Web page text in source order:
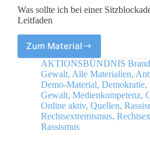
können
Was sollte ich bei einer
Leitfaden
Zum Material
Was
sollte
ich
bei
einer
Sitzblockade
beachten?
Leitfaden
AKTIONSBÜNDNIS
Gewalt, Alle Materialien,
Demo-Material, Demokratie,
Gewalt, Medienkompetenz,
Online aktiv, Quellen,
Rechtsextremismus,
Rassismus